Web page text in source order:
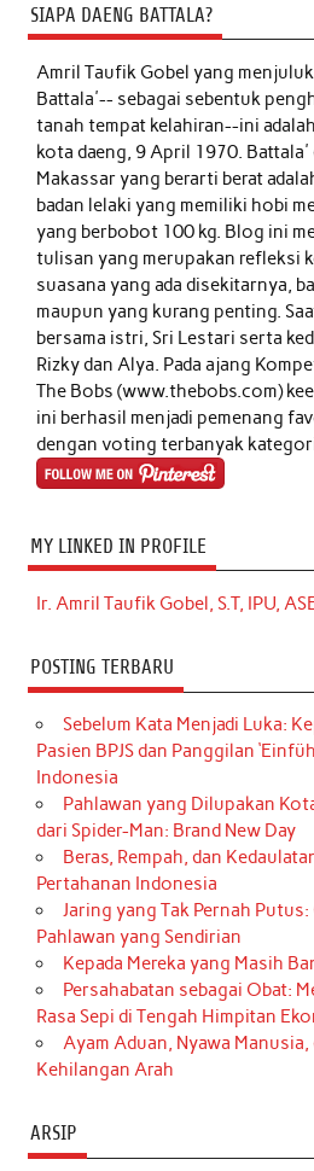
SIAPA DAENG BATTALA?
Amril Taufik Gobelyang
Battala'-- sebagai sebentuk
tanah tempat kelahiran--ini
kota daeng, 9 April 1970. Battala'
Makassar yang berarti berat
badan lelaki yang memiliki hobi
yang berbobot 100 kg. Blog ini
tulisan yang merupakan refleksi
suasana yang ada disekitarnya,
maupun yang kurang penting.
bersama istri, Sri Lestari serta
Rizky dan Alya. Pada ajang
The Bobs (www.thebobs.com)
ini berhasil menjadi pemenang
dengan voting terbanyak
MY LINKED IN PROFILE
Ir. Amril Taufik Gobel, S.T, IPU,
POSTING TERBARU
Sebelum Kata Menjadi Luka:
Pasien BPJS dan Panggilan
Indonesia
Pahlawan yang Dilupakan
dari Spider-Man: Brand New Day
Beras, Rempah, dan
Pertahanan Indonesia
Jaring yang Tak Pernah
Pahlawan yang Sendirian
Kepada Mereka yang Masih
Persahabatan sebagai Obat:
Rasa Sepi di Tengah Himpitan
Ayam Aduan, Nyawa
Kehilangan Arah
ARSIP